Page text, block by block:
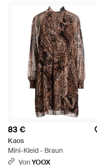
83 €
Kaos
Mini-Kleid - Braun
VonYOOX